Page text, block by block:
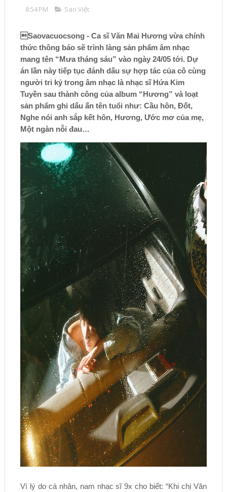
8:54 PM Sao Việt
Saovacuocsong - Ca sĩ Văn Mai Hương vừa chính
thức thông báo sẽ trình làng sản phẩm âm nhạc
mang tên “Mưa tháng sáu” vào ngày 24/05 tới. Dự
án lần này tiếp tục đánh dấu sự hợp tác của cô cùng
người tri kỷ trong âm nhạc là nhạc sĩ Hứa Kim
Tuyền sau thành công của album “Hương” và loạt
sản phẩm ghi dấu ấn tên tuổi như: Cầu hôn, Đốt,
Nghe nói anh sắp kết hôn, Hương, Ước mơ của mẹ,
Một ngàn nỗi đau…
Vì lý do cá nhân, nam nhạc sĩ 9x cho biết: “Khi chị Văn